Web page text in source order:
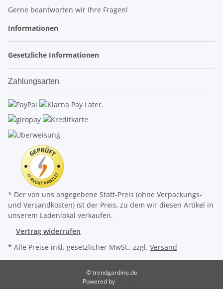
Gerne beantworten wir Ihre Fragen!
Informationen
Gesetzliche Informationen
Zahlungsarten
* Der von uns angegebene Statt-Preis (ohne Verpackungs-
und Versandkosten) ist der Preis, zu dem wir diesen Artikel in
unserem Ladenlokal verkaufen.
Vertrag widerrufen
* Alle Preise inkl. gesetzlicher MwSt., zzgl. Versand
© trendgardine.de
Powered by